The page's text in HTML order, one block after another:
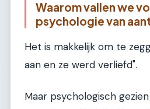
Waarom vallen we
psychologie van
Het is makkelijk om te
aan en ze werd verliefd".
Maar psychologisch